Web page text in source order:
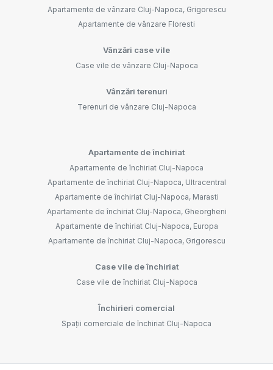
Apartamente de vânzare Cluj-Napoca, Grigorescu
Apartamente de vânzare Floresti
Vânzări case vile
Case vile de vânzare Cluj-Napoca
Vânzări terenuri
Terenuri de vânzare Cluj-Napoca
Apartamente de închiriat
Apartamente de închiriat Cluj-Napoca
Apartamente de închiriat Cluj-Napoca, Ultracentral
Apartamente de închiriat Cluj-Napoca, Marasti
Apartamente de închiriat Cluj-Napoca, Gheorgheni
Apartamente de închiriat Cluj-Napoca, Europa
Apartamente de închiriat Cluj-Napoca, Grigorescu
Case vile de închiriat
Case vile de închiriat Cluj-Napoca
Închirieri comercial
Spații comerciale de închiriat Cluj-Napoca